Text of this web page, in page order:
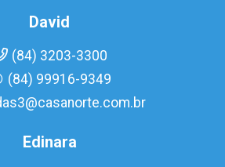
David
(84) 3203-3300
(84) 99916-9349
Edinara